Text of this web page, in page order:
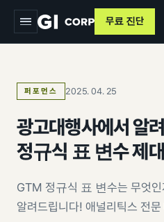
서비스
트래킹 & 애널리틱스
데이터 파이프라인
퍼포먼스 광고
목적별
사례
무료 진단
퍼포먼스 2025. 04. 25
광고대행사에서 알
정규식 표 변수 제
GTM 정규식 표 변수는 무엇인
알려드립니다! 애널리틱스 전